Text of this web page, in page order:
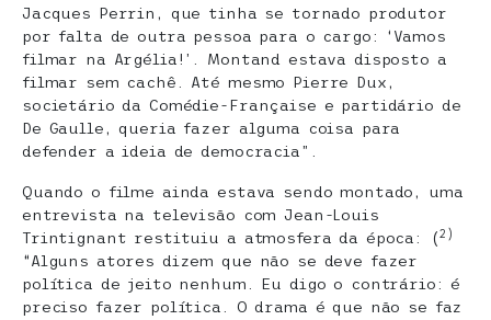
Jacques Perrin, que tinha se tornado produtor
por falta de outra pessoa para o cargo: ‘Vamos
filmar na Argélia!’. Montand estava disposto a
filmar sem cachê. Até mesmo Pierre Dux,
societário da Comédie-Française e partidário de
De Gaulle, queria fazer alguma coisa para
defender a ideia de democracia”.
Quando o filme ainda estava sendo montado, uma
entrevista na televisão com Jean-Louis
Trintignant restituiu a atmosfera da época: (2)
“Alguns atores dizem que não se deve fazer
política de jeito nenhum. Eu digo o contrário: é
preciso fazer política. O drama é que não se faz